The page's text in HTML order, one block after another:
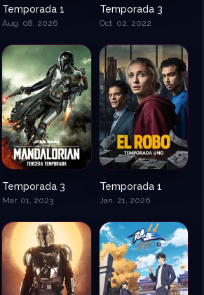
Temporada 1
Aug. 08, 2026
Temporada 3
Oct. 02, 2022
Temporada 3
Mar. 01, 2023
Temporada 1
Jan. 21, 2026